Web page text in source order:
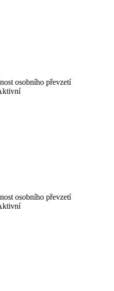
osobního převzetí
osobního převzetí